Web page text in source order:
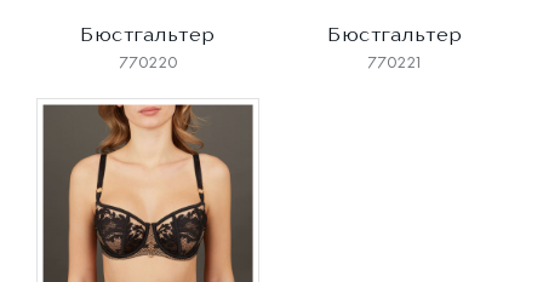
Бюстгальтер
770220
Бюстгальтер
770221